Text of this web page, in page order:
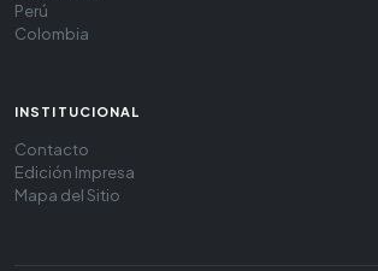
Perú
Colombia
INSTITUCIONAL
Contacto
Edición Impresa
Mapa del Sitio